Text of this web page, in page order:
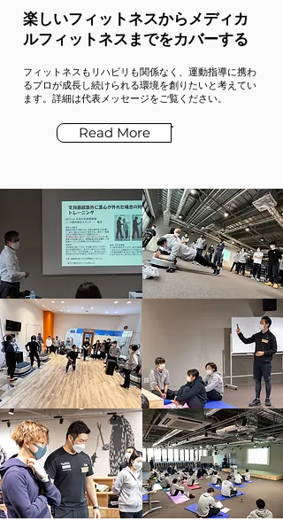
楽しいフィットネスからメディカ
ルフィットネスまでをカバーする
フィットネスもリハビリも関係なく、運動指導に携わ
るプロが成長し続けられる環境を創りたいと考えてい
ます。詳細は代表メッセージをご覧ください。
Read More